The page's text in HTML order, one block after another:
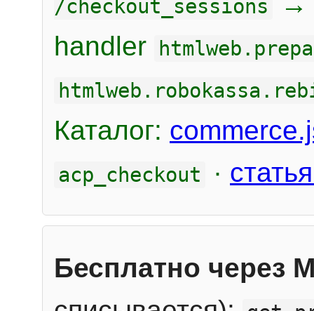
/checkout_sessions
handler
Каталог:
acp_checkout ·
Бесплатно через